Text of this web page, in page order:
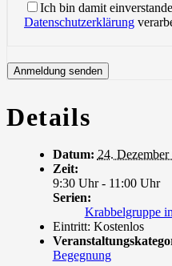
Ich bin damit
Datenschutzerklärung
Details
Datum: 24. Dezember
Zeit:
9:30 Uhr - 11:00 Uhr
Serien:
Krabbelgruppe
Eintritt: Kostenlos
Begegnung